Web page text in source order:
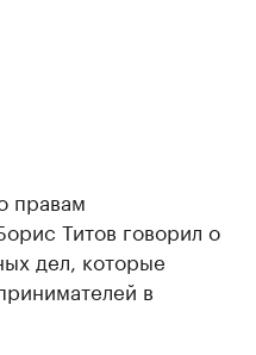
правам
Титов говорил о
дел, которые
в